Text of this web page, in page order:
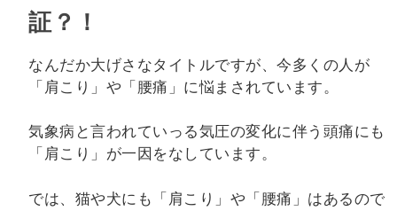
証？！
なんだか大げさなタイトルですが、今多くの人が
「肩こり」や「腰痛」に悩まされています。
気象病と言われていっる気圧の変化に伴う頭痛にも
「肩こり」が一因をなしています。
では、猫や犬にも「肩こり」や「腰痛」はあるので